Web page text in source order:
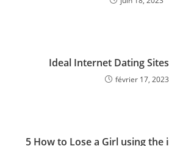
Ideal Internet Dating
février 17, 2023
5 How to Lose a Girl using the